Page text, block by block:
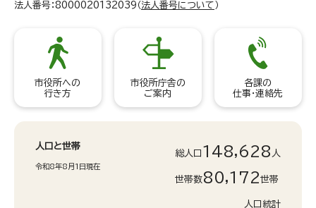
法人番号：8000020132039（ 法人番号について ）
市役所への
行き方
市役所庁舎の
ご案内
各課の
仕事・連絡先
人口と世帯
令和8年8月1日現在
総人口 148,628 人
世帯数80,172世帯
人口統計